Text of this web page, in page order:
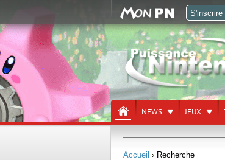
NEWS JEUX
Accueil › Recherche
S'inscrire